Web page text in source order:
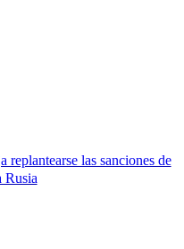
replantearse las sanciones de
Rusia